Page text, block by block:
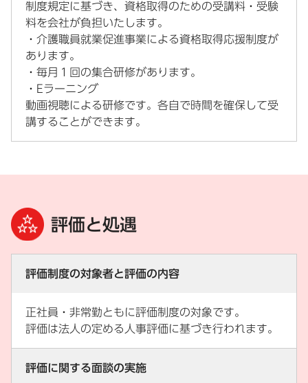
制度規定に基づき、資格取得のための受講料・受験
料を会社が負担いたします。
・介護職員就業促進事業による資格取得応援制度が
あります。
・毎月１回の集合研修があります。
・Eラーニング
動画視聴による研修です。各自で時間を確保して受
講することができます。
評価と処遇
評価制度の対象者と評価の内容
正社員・非常勤ともに評価制度の対象です。
評価は法人の定める人事評価に基づき行われます。
評価に関する面談の実施